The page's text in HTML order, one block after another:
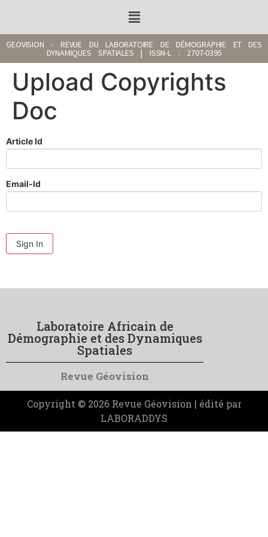
GEOVISION - REVUE DU LABORATOIRE DE DÉMOGRAPHIE ET DES
DYNAMIQUES SPATIALES | ISSN-L : 2707-0395
Upload Copyrights
Doc
Article Id
Email-Id
Laboratoire Africain de
Démographie et des Dynamiques
Spatiales
Revue Géovision
Copyright © 2026 Revue Géovision | édité par
LABORADDYS